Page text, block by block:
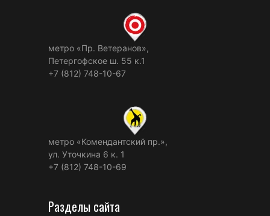
метро «Пр. Ветеранов»,
Петергофское ш. 55 к.1
+7 (812) 748-10-67
метро «Комендантский пр.»,
ул. Уточкина 6 к. 1
+7 (812) 748-10-69
Разделы сайта